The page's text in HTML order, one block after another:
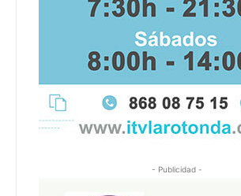
- Publicidad -